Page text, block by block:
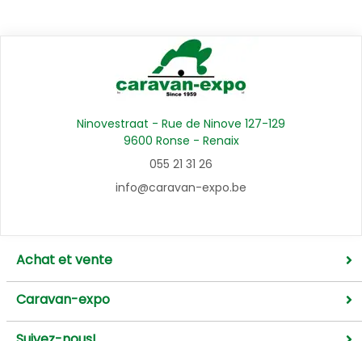
Ninovestraat - Rue de Ninove 127-129
9600 Ronse - Renaix
055 21 31 26
info@caravan-expo.be
Achat et vente
Caravan-expo